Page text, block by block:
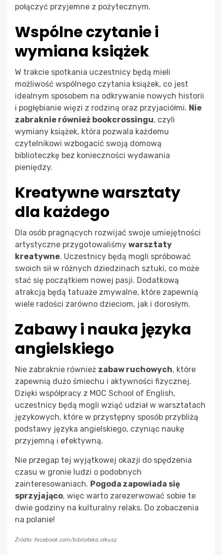
połączyć przyjemne z pożytecznym.
Wspólne czytanie i
wymiana książek
W trakcie spotkania uczestnicy będą mieli
możliwość wspólnego czytania książek, co jest
idealnym sposobem na odkrywanie nowych historii
i pogłębianie więzi z rodziną oraz przyjaciółmi. Nie
zabraknie również bookcrossingu, czyli
wymiany książek, która pozwala każdemu
czytelnikowi wzbogacić swoją domową
biblioteczkę bez konieczności wydawania
pieniędzy.
Kreatywne warsztaty
dla każdego
Dla osób pragnących rozwijać swoje umiejętności
artystyczne przygotowaliśmy warsztaty
kreatywne. Uczestnicy będą mogli spróbować
swoich sił w różnych dziedzinach sztuki, co może
stać się początkiem nowej pasji. Dodatkową
atrakcją będą tatuaże zmywalne, które zapewnią
wiele radości zarówno dzieciom, jak i dorosłym.
Zabawy i nauka języka
angielskiego
Nie zabraknie również zabaw ruchowych, które
zapewnią dużo śmiechu i aktywności fizycznej.
Dzięki współpracy z MOC School of English,
uczestnicy będą mogli wziąć udział w warsztatach
językowych, które w przystępny sposób przybliżą
podstawy języka angielskiego, czyniąc naukę
przyjemną i efektywną.
Nie przegap tej wyjątkowej okazji do spędzenia
czasu w gronie ludzi o podobnych
zainteresowaniach. Pogoda zapowiada się
sprzyjająco, więc warto zarezerwować sobie te
dwie godziny na kulturalny relaks. Do zobaczenia
na polanie!
Źródło: facebook.com/biblioteka.olkusz